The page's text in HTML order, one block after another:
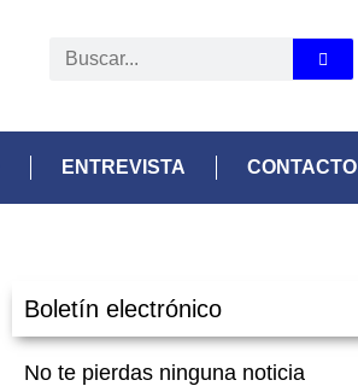
ENTREVISTA CONTACTO
Boletín electrónico
No te pierdas ninguna noticia